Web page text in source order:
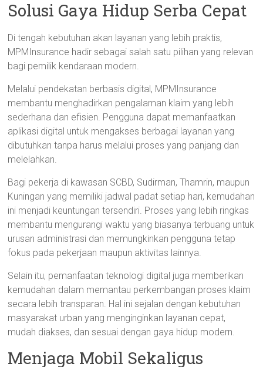
Solusi Gaya Hidup Serba Cepat
Di tengah kebutuhan akan layanan yang lebih praktis,
MPMInsurance hadir sebagai salah satu pilihan yang relevan
bagi pemilik kendaraan modern.
Melalui pendekatan berbasis digital, MPMInsurance
membantu menghadirkan pengalaman klaim yang lebih
sederhana dan efisien. Pengguna dapat memanfaatkan
aplikasi digital untuk mengakses berbagai layanan yang
dibutuhkan tanpa harus melalui proses yang panjang dan
melelahkan.
Bagi pekerja di kawasan SCBD, Sudirman, Thamrin, maupun
Kuningan yang memiliki jadwal padat setiap hari, kemudahan
ini menjadi keuntungan tersendiri. Proses yang lebih ringkas
membantu mengurangi waktu yang biasanya terbuang untuk
urusan administrasi dan memungkinkan pengguna tetap
fokus pada pekerjaan maupun aktivitas lainnya.
Selain itu, pemanfaatan teknologi digital juga memberikan
kemudahan dalam memantau perkembangan proses klaim
secara lebih transparan. Hal ini sejalan dengan kebutuhan
masyarakat urban yang menginginkan layanan cepat,
mudah diakses, dan sesuai dengan gaya hidup modern.
Menjaga Mobil Sekaligus